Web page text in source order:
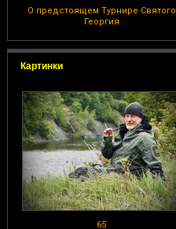
О предстоящем Турнире Святого
Георгия
Картинки
65